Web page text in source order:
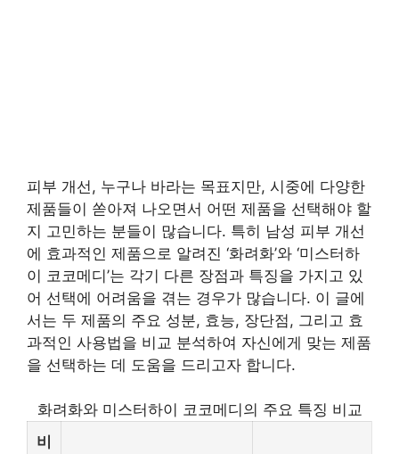
피부 개선, 누구나 바라는 목표지만, 시중에 다양한
제품들이 쏟아져 나오면서 어떤 제품을 선택해야 할
지 고민하는 분들이 많습니다. 특히 남성 피부 개선
에 효과적인 제품으로 알려진 ‘화려화’와 ‘미스터하
이 코코메디’는 각기 다른 장점과 특징을 가지고 있
어 선택에 어려움을 겪는 경우가 많습니다. 이 글에
서는 두 제품의 주요 성분, 효능, 장단점, 그리고 효
과적인 사용법을 비교 분석하여 자신에게 맞는 제품
을 선택하는 데 도움을 드리고자 합니다.
화려화와 미스터하이 코코메디의 주요 특징 비교
비